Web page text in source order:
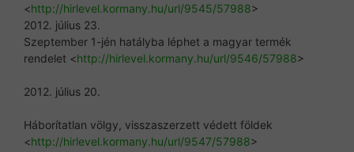
<http://hirlevel.kormany.hu/url/9545/57988>
2012. július 23.
Szeptember 1-jén hatályba léphet a magyar termék
rendelet <http://hirlevel.kormany.hu/url/9546/57988>
2012. július 20.
Háborítatlan völgy, visszaszerzett védett földek
<http://hirlevel.kormany.hu/url/9547/57988>